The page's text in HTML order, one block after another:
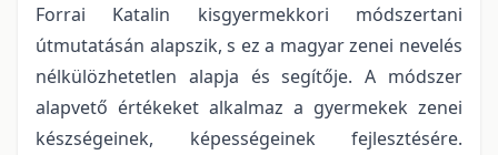
Forrai Katalin kisgyermekkori módszertani
útmutatásán alapszik, s ez a magyar zenei nevelés
nélkülözhetetlen alapja és segítője. A módszer
alapvető értékeket alkalmaz a gyermekek zenei
készségeinek, képességeinek fejlesztésére.